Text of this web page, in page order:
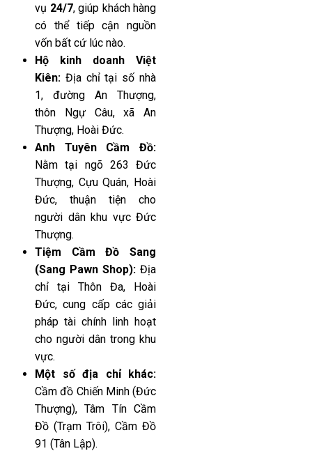
vụ 24/7, giúp khách hàng
có thể tiếp cận nguồn
vốn bất cứ lúc nào.
Hộ kinh doanh Việt
Kiên: Địa chỉ tại số nhà
1, đường An Thượng,
thôn Ngự Câu, xã An
Thượng, Hoài Đức.
Anh Tuyên Cầm Đồ:
Nằm tại ngõ 263 Đức
Thượng, Cựu Quán, Hoài
Đức, thuận tiện cho
người dân khu vực Đức
Thượng.
Tiệm Cầm Đồ Sang
(Sang Pawn Shop): Địa
chỉ tại Thôn Đa, Hoài
Đức, cung cấp các giải
pháp tài chính linh hoạt
cho người dân trong khu
vực.
Một số địa chỉ khác:
Cầm đồ Chiến Minh (Đức
Thượng), Tâm Tín Cầm
Đồ (Trạm Trôi), Cầm Đồ
91 (Tân Lập).